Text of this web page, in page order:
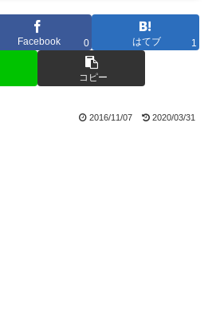
Facebook 0 はてブ 1
コピー
2016/11/07 2020/03/31